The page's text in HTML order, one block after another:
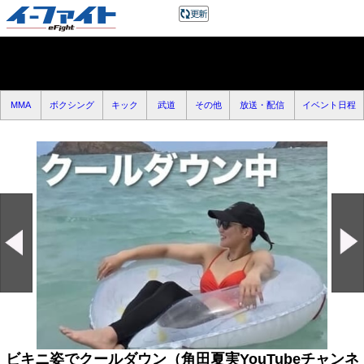
MMA ボクシング キック 武道 その他 放送・配信 イベント日程
ビキニ姿でクールダウン（角田夏実YouTubeチャンネ